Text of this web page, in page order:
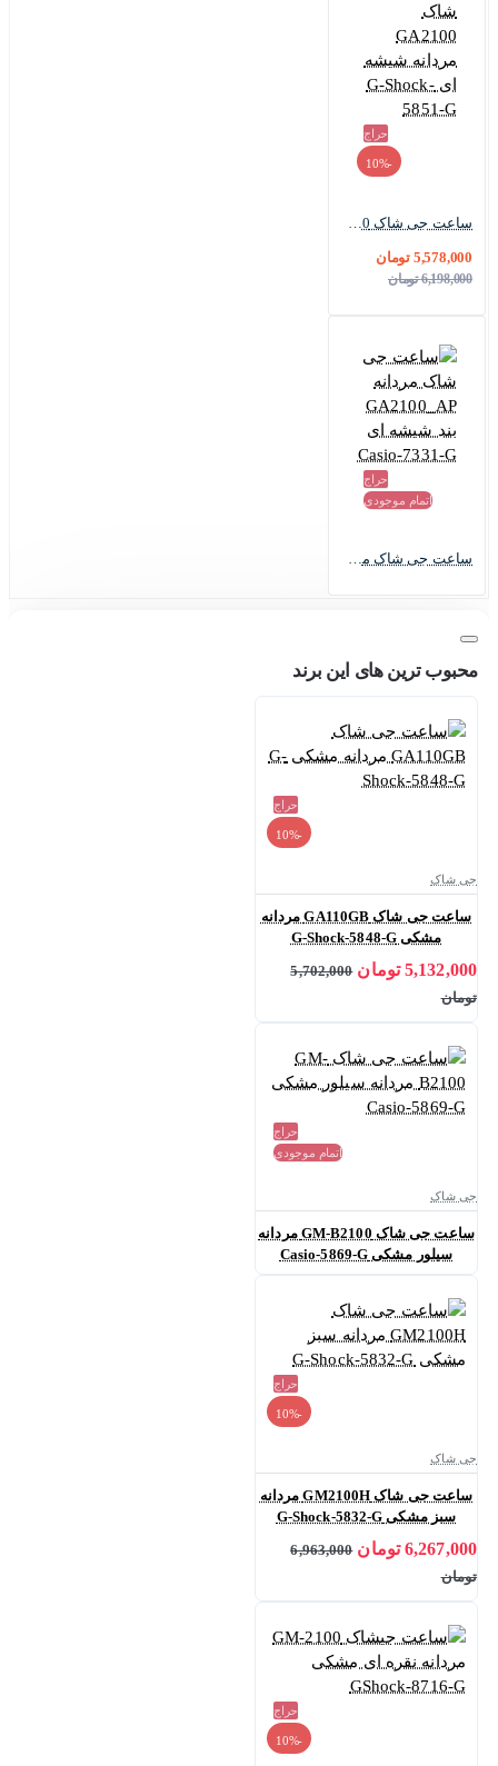
حراج
-10%
ساعت جی شاک GA2100 مردانه شیشه ای G-Shock-5851-G
5,578,000 تومان
6,198,000 تومان
حراج
اتمام موجودی
ساعت جی شاک مردانه GA2100_AP بند شیشه ای Casio-7331-G
محبوب ترین های این برند
حراج
-10%
جی شاک
ساعت جی شاک GA110GB مردانه
مشکی G-Shock-5848-G
5,132,000 تومان
5,702,000
تومان
حراج
اتمام موجودی
جی شاک
ساعت جی شاک GM-B2100 مردانه
سیلور مشکی Casio-5869-G
حراج
-10%
جی شاک
ساعت جی شاک GM2100H مردانه
سبز مشکی G-Shock-5832-G
6,267,000 تومان
6,963,000
تومان
حراج
-10%